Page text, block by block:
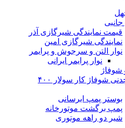
جانبی
قیمت نمایندگی شیرگازی آذر
نمایندگی شیرگازی امین
نوار التن و سرجوش و پرایمر
نوار پرایمر ایرانی
شوفاژ
شوفاژ کار سولار ۴۰۰
بوستر پمپ ابرسانی
پمپ برگشت موتورخانه
شیر دو راهه موتوری